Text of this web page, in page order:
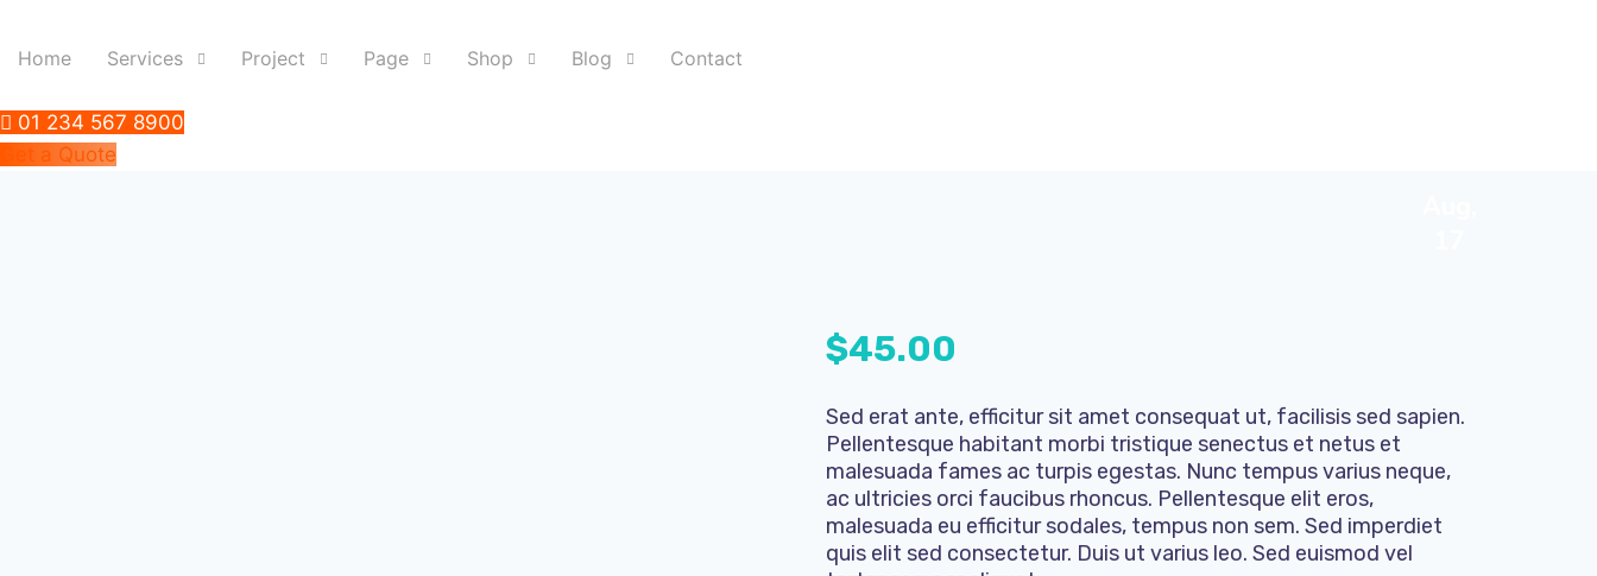
Home Services Project Page Shop Blog Contact
01 234 567 8900
Get a Quote
$45.00
Sed erat ante, efficitur sit amet consequat ut, facilisis sed sapien.
Pellentesque habitant morbi tristique senectus et netus et
malesuada fames ac turpis egestas. Nunc tempus varius neque,
ac ultricies orci faucibus rhoncus. Pellentesque elit eros,
malesuada eu efficitur sodales, tempus non sem. Sed imperdiet
quis elit sed consectetur. Duis ut varius leo. Sed euismod vel